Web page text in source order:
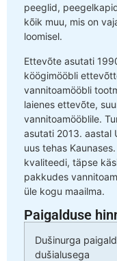
peeglid,
kõik muu, mis on
loomisel.
Ettevõte asutati
köögimööbli
vannitoamööbli
laienes ettevõte,
vannitoamööblile.
asutati 2013. aastal
uus tehas
kvaliteedi, täpse
pakkudes
üle kogu maailma.
Paigalduse
Dušinurga
dušialusega